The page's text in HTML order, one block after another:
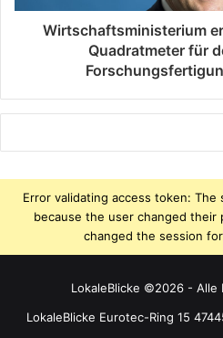
Wirtschaftsministerium
Quadratmeter für
Error validating access token:
because the user changed their
changed the session
LokaleBlicke ©2026 - Alle
LokaleBlicke Eurotec-Ring 15